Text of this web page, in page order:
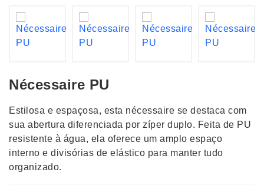
Nécessaire PU
Estilosa e espaçosa, esta nécessaire se destaca com
sua abertura diferenciada por zíper duplo. Feita de PU
resistente à água, ela oferece um amplo espaço
interno e divisórias de elástico para manter tudo
organizado.